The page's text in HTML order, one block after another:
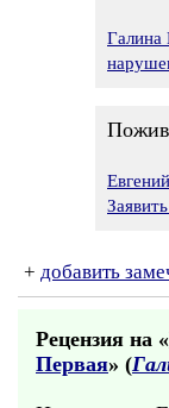
Галина
+ добавить
Рецензия на «
Первая» (